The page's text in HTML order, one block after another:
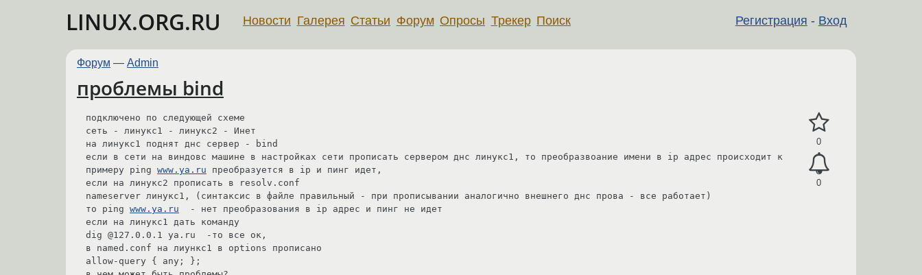
LINUX.ORG.RU Регистрация - Вход
Новости Галерея Статьи Форум Опросы Трекер Поиск
Форум — Admin
проблемы bind
0
0
подключено по следующей схеме
сеть - линукс1 - линукс2 - Инет
на линукс1 поднят днс сервер - bind
если в сети на виндовс машине в настройках сети прописать сервером днс линукс1, то преобразвоание имени в ip адрес происходит к
примеру ping www.ya.ru преобразуется в ip и пинг идет,
если на линукс2 прописать в resolv.conf
nameserver линукс1, (синтаксис в файле правильный - при прописывании аналогично внешнего днс прова - все работает)
то ping www.ya.ru
  - нет преобразования в ip адрес и пинг не идет
если на линукс1 дать команду
dig @127.0.0.1 ya.ru  -то все ок,
в named.conf на лиункс1 в options прописано
allow-query { any; };